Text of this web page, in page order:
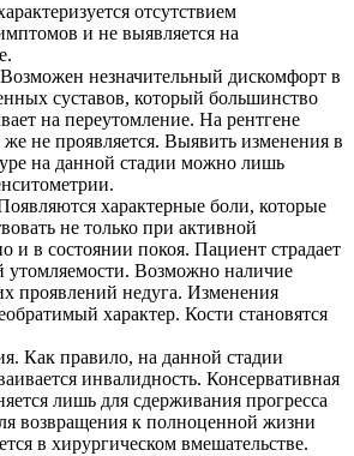
отсутствием
и не выявляется на
незначительный дискомфорт в
суставов, который большинство
на переутомление. На рентгене
же не проявляется. Выявить изменения в
на данной стадии можно лишь
характерные боли, которые
не только при активной
и в состоянии покоя. Пациент страдает
Возможно наличие
проявлений недуга. Изменения
характер. Кости становятся
Как правило, на данной стадии
инвалидность. Консервативная
лишь для сдерживания прогресса
возвращения к полноценной жизни
в хирургическом вмешательстве.